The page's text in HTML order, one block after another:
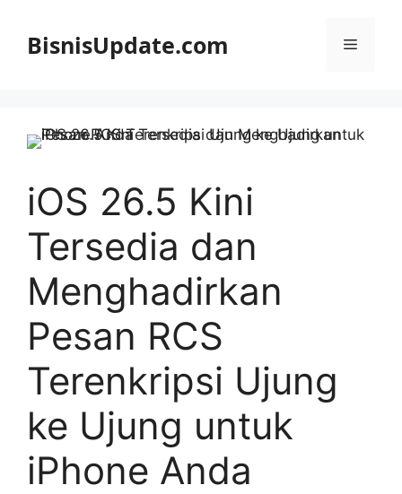
BisnisUpdate.com Menu
iOS 26.5 Kini
Tersedia dan
Menghadirkan
Pesan RCS
Terenkripsi Ujung
ke Ujung untuk
iPhone Anda